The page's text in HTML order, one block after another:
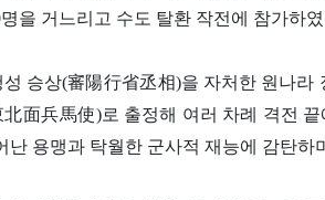
을 거느리고 수도 탈환 작전에 참가하
성 승상(審陽行省丞相)을 자처한 원나
面兵馬使)로 출정해 여러 차례 격전
난 용맹과 탁월한 군사적 재능에 감탄하